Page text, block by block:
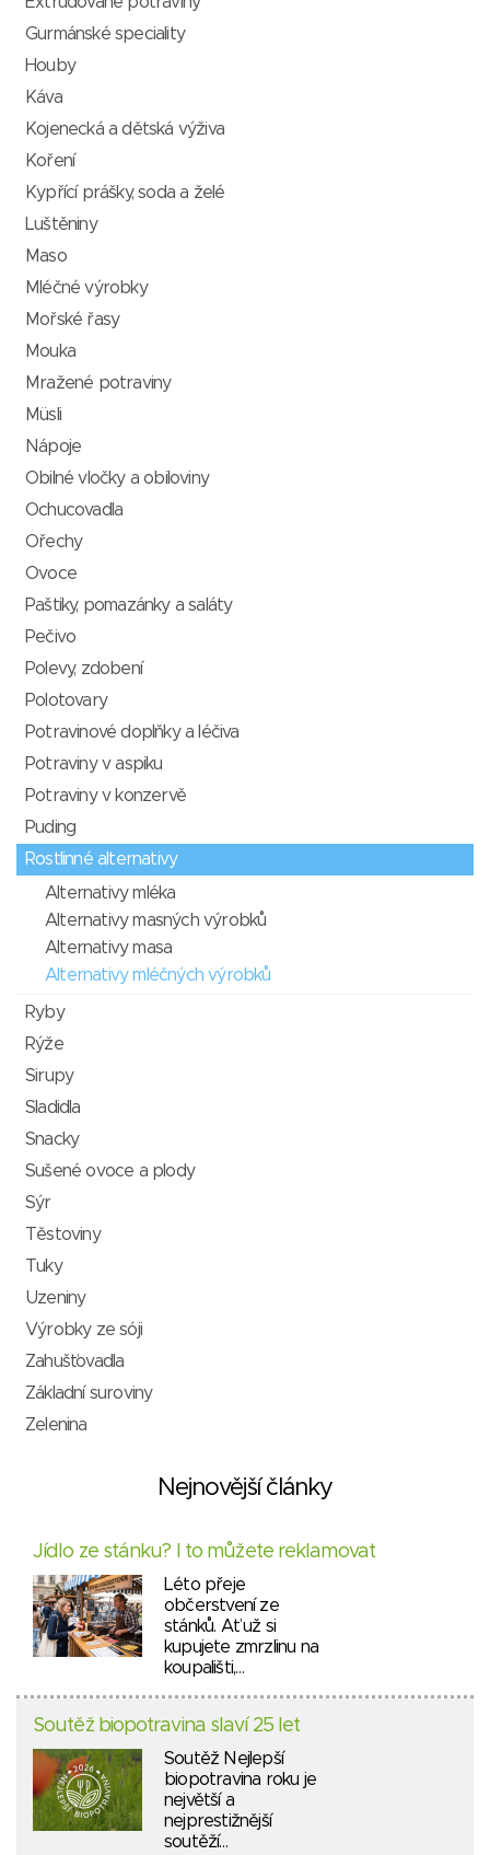
Gurmánské speciality
Houby
Káva
Kojenecká a dětská výživa
Koření
Kypřící prášky, soda a želé
Luštěniny
Maso
Mléčné výrobky
Mořské řasy
Mouka
Mražené potraviny
Müsli
Nápoje
Obilné vločky a obiloviny
Ochucovadla
Ořechy
Ovoce
Paštiky, pomazánky a saláty
Pečivo
Polevy, zdobení
Polotovary
Potravinové doplňky a léčiva
Potraviny v aspiku
Potraviny v konzervě
Puding
Rostlinné alternativy
Alternativy mléka
Alternativy masných výrobků
Alternativy masa
Alternativy mléčných výrobků
Ryby
Rýže
Sirupy
Sladidla
Snacky
Sušené ovoce a plody
Sýr
Těstoviny
Tuky
Uzeniny
Výrobky ze sóji
Zahušťovadla
Základní suroviny
Zelenina
Nejnovější články
Jídlo ze stánku? I to můžete reklamovat
Léto přeje
občerstvení ze
stánků. Ať už si
kupujete zmrzlinu na
koupališti,…
Soutěž biopotravina slaví 25 let
Soutěž Nejlepší
biopotravina roku je
největší a
nejprestižnější
soutěží…